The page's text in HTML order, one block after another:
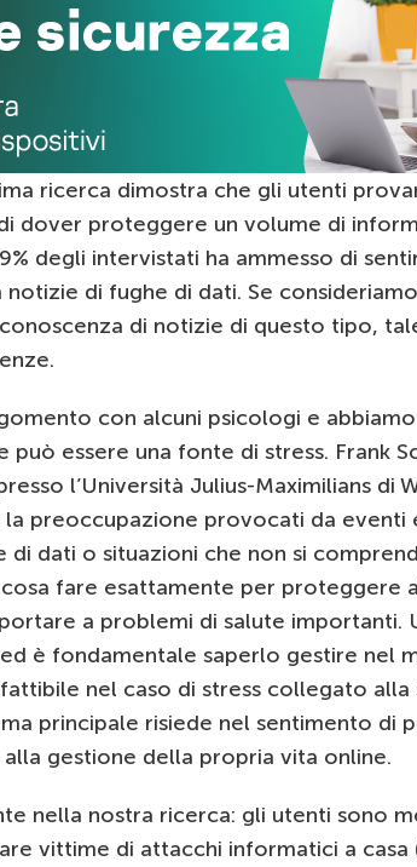
ricerca dimostra che gli utenti
dover proteggere un volume di
degli intervistati ha ammesso di
di fughe di dati. Se
di notizie di questo tipo,
con alcuni psicologi e
essere una fonte di stress. Frank
l’Università Julius-Maximilians di
la preoccupazione provocati da eventi
di dati o situazioni che non si
fare esattamente per proteggere
a problemi di salute importanti.
è fondamentale saperlo gestire nel
nel caso di stress collegato alla
principale risiede nel sentimento di
gestione della propria vita online.
nella nostra ricerca: gli utenti sono
vittime di attacchi informatici a casa